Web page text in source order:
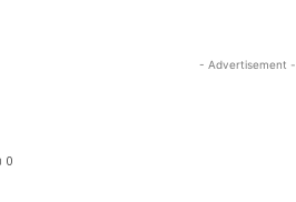
0
- Advertisement -